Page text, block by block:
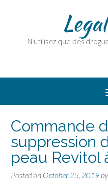
N'utilisez que des
Commande
suppression
peau Revitol
Posted on October 25, 2019 by